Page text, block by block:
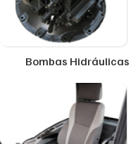
Bombas Hidráulicas